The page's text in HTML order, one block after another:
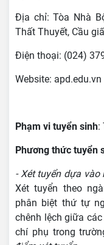
Địa chỉ: Tòa Nhà
Thất Thuyết, Cầu
Điện thoại: (024)
Website: apd.edu.vn
Phạm vi tuyển sinh:
Phương thức tuyển
- Xét tuyển dựa
Xét tuyển theo
phân biệt thứ tự
chênh lệch giữa
chí phụ trong